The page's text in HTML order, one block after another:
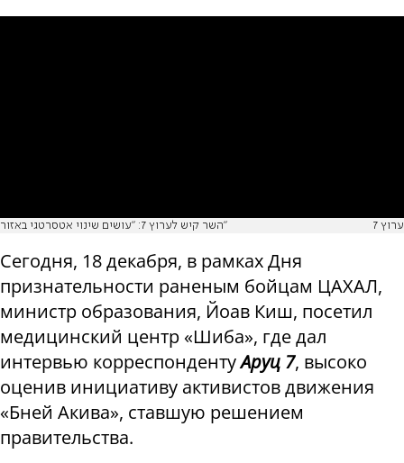
השר קיש לערוץ 7: "עושים שינוי אטסרטגי באזור" ערוץ 7
Сегодня, 18 декабря, в рамках Дня
признательности раненым бойцам ЦАХАЛ,
министр образования, Йоав Киш, посетил
медицинский центр «Шиба», где дал
интервью корреспондентуАруц 7, высоко
оценив инициативу активистов движения
«Бней Акива», ставшую решением
правительства.